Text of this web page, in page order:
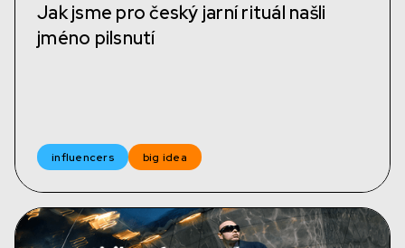
Jak jsme pro český jarní rituál našli
jméno pilsnutí
influencers big idea